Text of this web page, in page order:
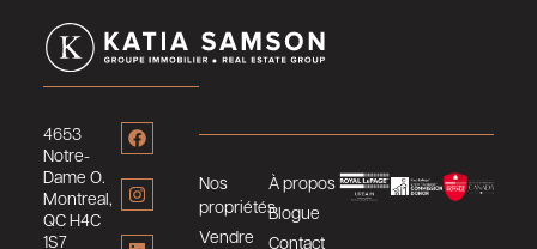
4653
Notre-
Dame O.
Montreal,
QC H4C
1S7
Nos
propriétés
Vendre
À propos
Blogue
Contact